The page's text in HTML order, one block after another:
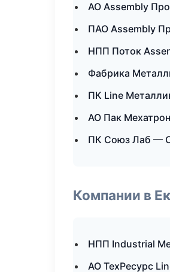
АО Assembly
ПАО Assembly
НПП Поток
Фабрика
ПК Line
АО Пак
ПК Союз Лаб —
Компании в
НПП Industrial
АО ТехРесурс